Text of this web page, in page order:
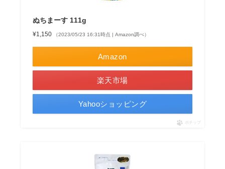
ぬちまーす 111g
¥1,150 （2023/05/23 16:31時点 | Amazon調べ）
Amazon
楽天市場
Yahooショッピング
ポチップ